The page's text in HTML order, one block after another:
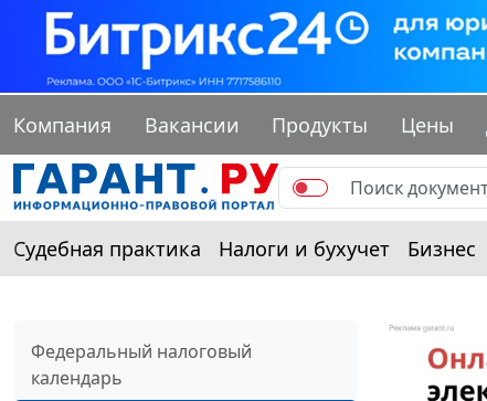
Компания Вакансии Продукты Цены
Судебная практика Налоги и бухучет Бизнес
Федеральный налоговый
календарь